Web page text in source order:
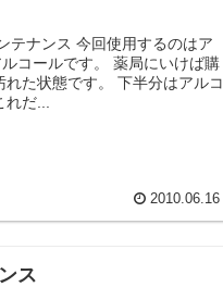
テナンス 今回使用するのはア
コールです。 薬局にいけば購
た状態です。 下半分はアルコ
だ...
2010.06.16
ス